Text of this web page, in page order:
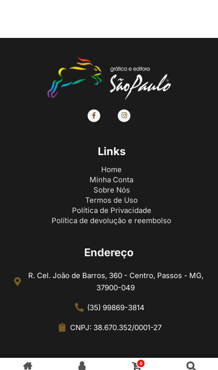
Links
Home
Minha Conta
Sobre Nós
Termos de Uso
Política de Privacidade
Política de devolução e reembolso
Endereço
R. Cel. João de Barros, 360 - Centro, Passos - MG,
37900-049
(35) 99869-3814
CNPJ: 38.670.352/0001-27
0